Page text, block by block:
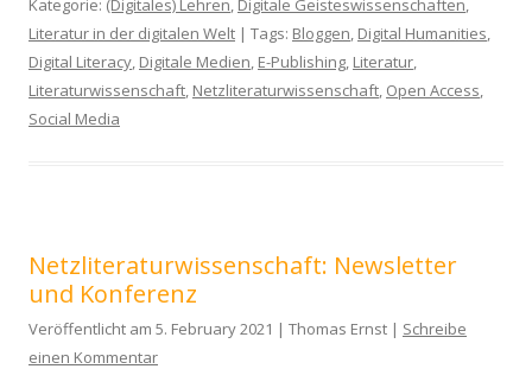
Kategorie: (Digitales) Lehren, Digitale Geisteswissenschaften,
Literatur in der digitalen Welt | Tags: Bloggen, Digital Humanities,
Digital Literacy, Digitale Medien, E-Publishing, Literatur,
Literaturwissenschaft, Netzliteraturwissenschaft, Open Access,
Social Media
Netzliteraturwissenschaft: Newsletter
und Konferenz
Veröffentlicht am 5. February 2021 | Thomas Ernst | Schreibe
einen Kommentar